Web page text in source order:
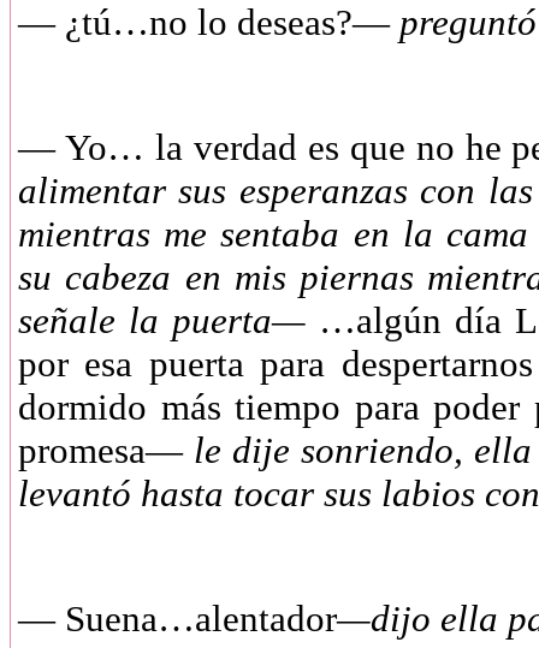
— ¿tú…no lo deseas?—
— Yo… la verdad es que no he
alimentar sus esperanzas con
mientras me sentaba en la
su cabeza en mis piernas
señale la puerta—…algún día
por esa puerta para
dormido más tiempo para
promesa—le dije sonriendo, ella
levantó hasta tocar sus labios
— Suena…alentador—dijo ella